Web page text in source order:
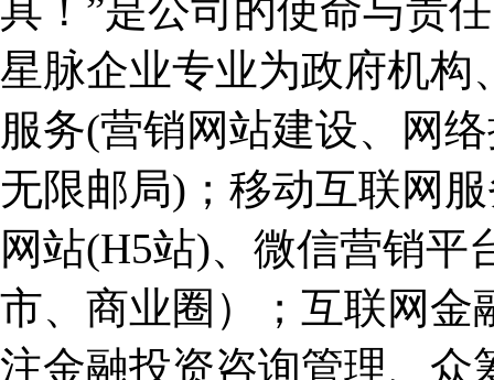
具！”是公司的使命与责
星脉企业专业为政府机构
服务(营销网站建设、网
无限邮局)；移动互联网
网站(H5站)、微信营销平
市、商业圈）；互联网金
注金融投资咨询管理、众